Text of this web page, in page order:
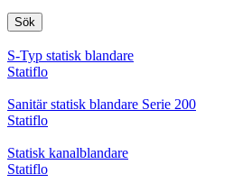
Sök
S-Typ statisk blandare
Statiflo
Sanitär statisk blandare Serie 200
Statiflo
Statisk kanalblandare
Statiflo